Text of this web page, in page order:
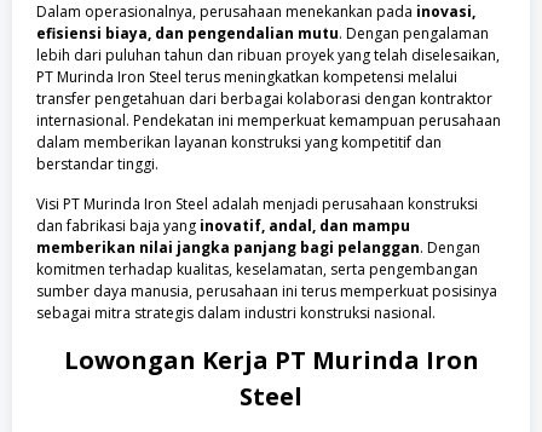
Dalam operasionalnya, perusahaan menekankan pada inovasi,
efisiensi biaya, dan pengendalian mutu. Dengan pengalaman
lebih dari puluhan tahun dan ribuan proyek yang telah diselesaikan,
PT Murinda Iron Steel terus meningkatkan kompetensi melalui
transfer pengetahuan dari berbagai kolaborasi dengan kontraktor
internasional. Pendekatan ini memperkuat kemampuan perusahaan
dalam memberikan layanan konstruksi yang kompetitif dan
berstandar tinggi.
Visi PT Murinda Iron Steel adalah menjadi perusahaan konstruksi
dan fabrikasi baja yang inovatif, andal, dan mampu
memberikan nilai jangka panjang bagi pelanggan. Dengan
komitmen terhadap kualitas, keselamatan, serta pengembangan
sumber daya manusia, perusahaan ini terus memperkuat posisinya
sebagai mitra strategis dalam industri konstruksi nasional.
Lowongan Kerja PT Murinda Iron
Steel